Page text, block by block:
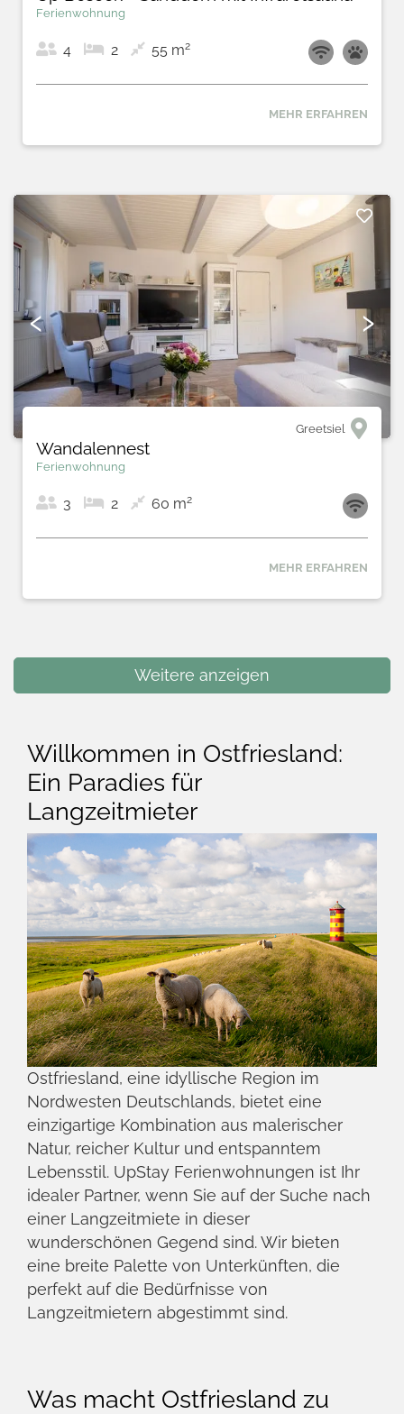
‹ ›
Krummhörn
Anna14 - Gulfhof Boomgaarden
Ferienwohnung
4 2 61 m2
MEHR ERFAHREN
‹ ›
4 2 55 m2
MEHR ERFAHREN
‹ ›
Greetsiel
Wandalennest
Ferienwohnung
2 2
Weitere anzeigen